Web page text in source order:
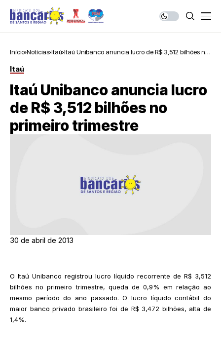
Início Notícias Itaú Itaú Unibanco anuncia lucro de R$ 3,512 bilhões no
Itaú
Itaú Unibanco anuncia lucro
de R$ 3,512 bilhões no
primeiro trimestre
30 de abril de 2013
O Itaú Unibanco registrou lucro líquido recorrente de R$ 3,512
bilhões no primeiro trimestre, queda de 0,9% em relação ao
mesmo período do ano passado. O lucro líquido contábil do
maior banco privado brasileiro foi de R$ 3,472 bilhões, alta de
1,4%.